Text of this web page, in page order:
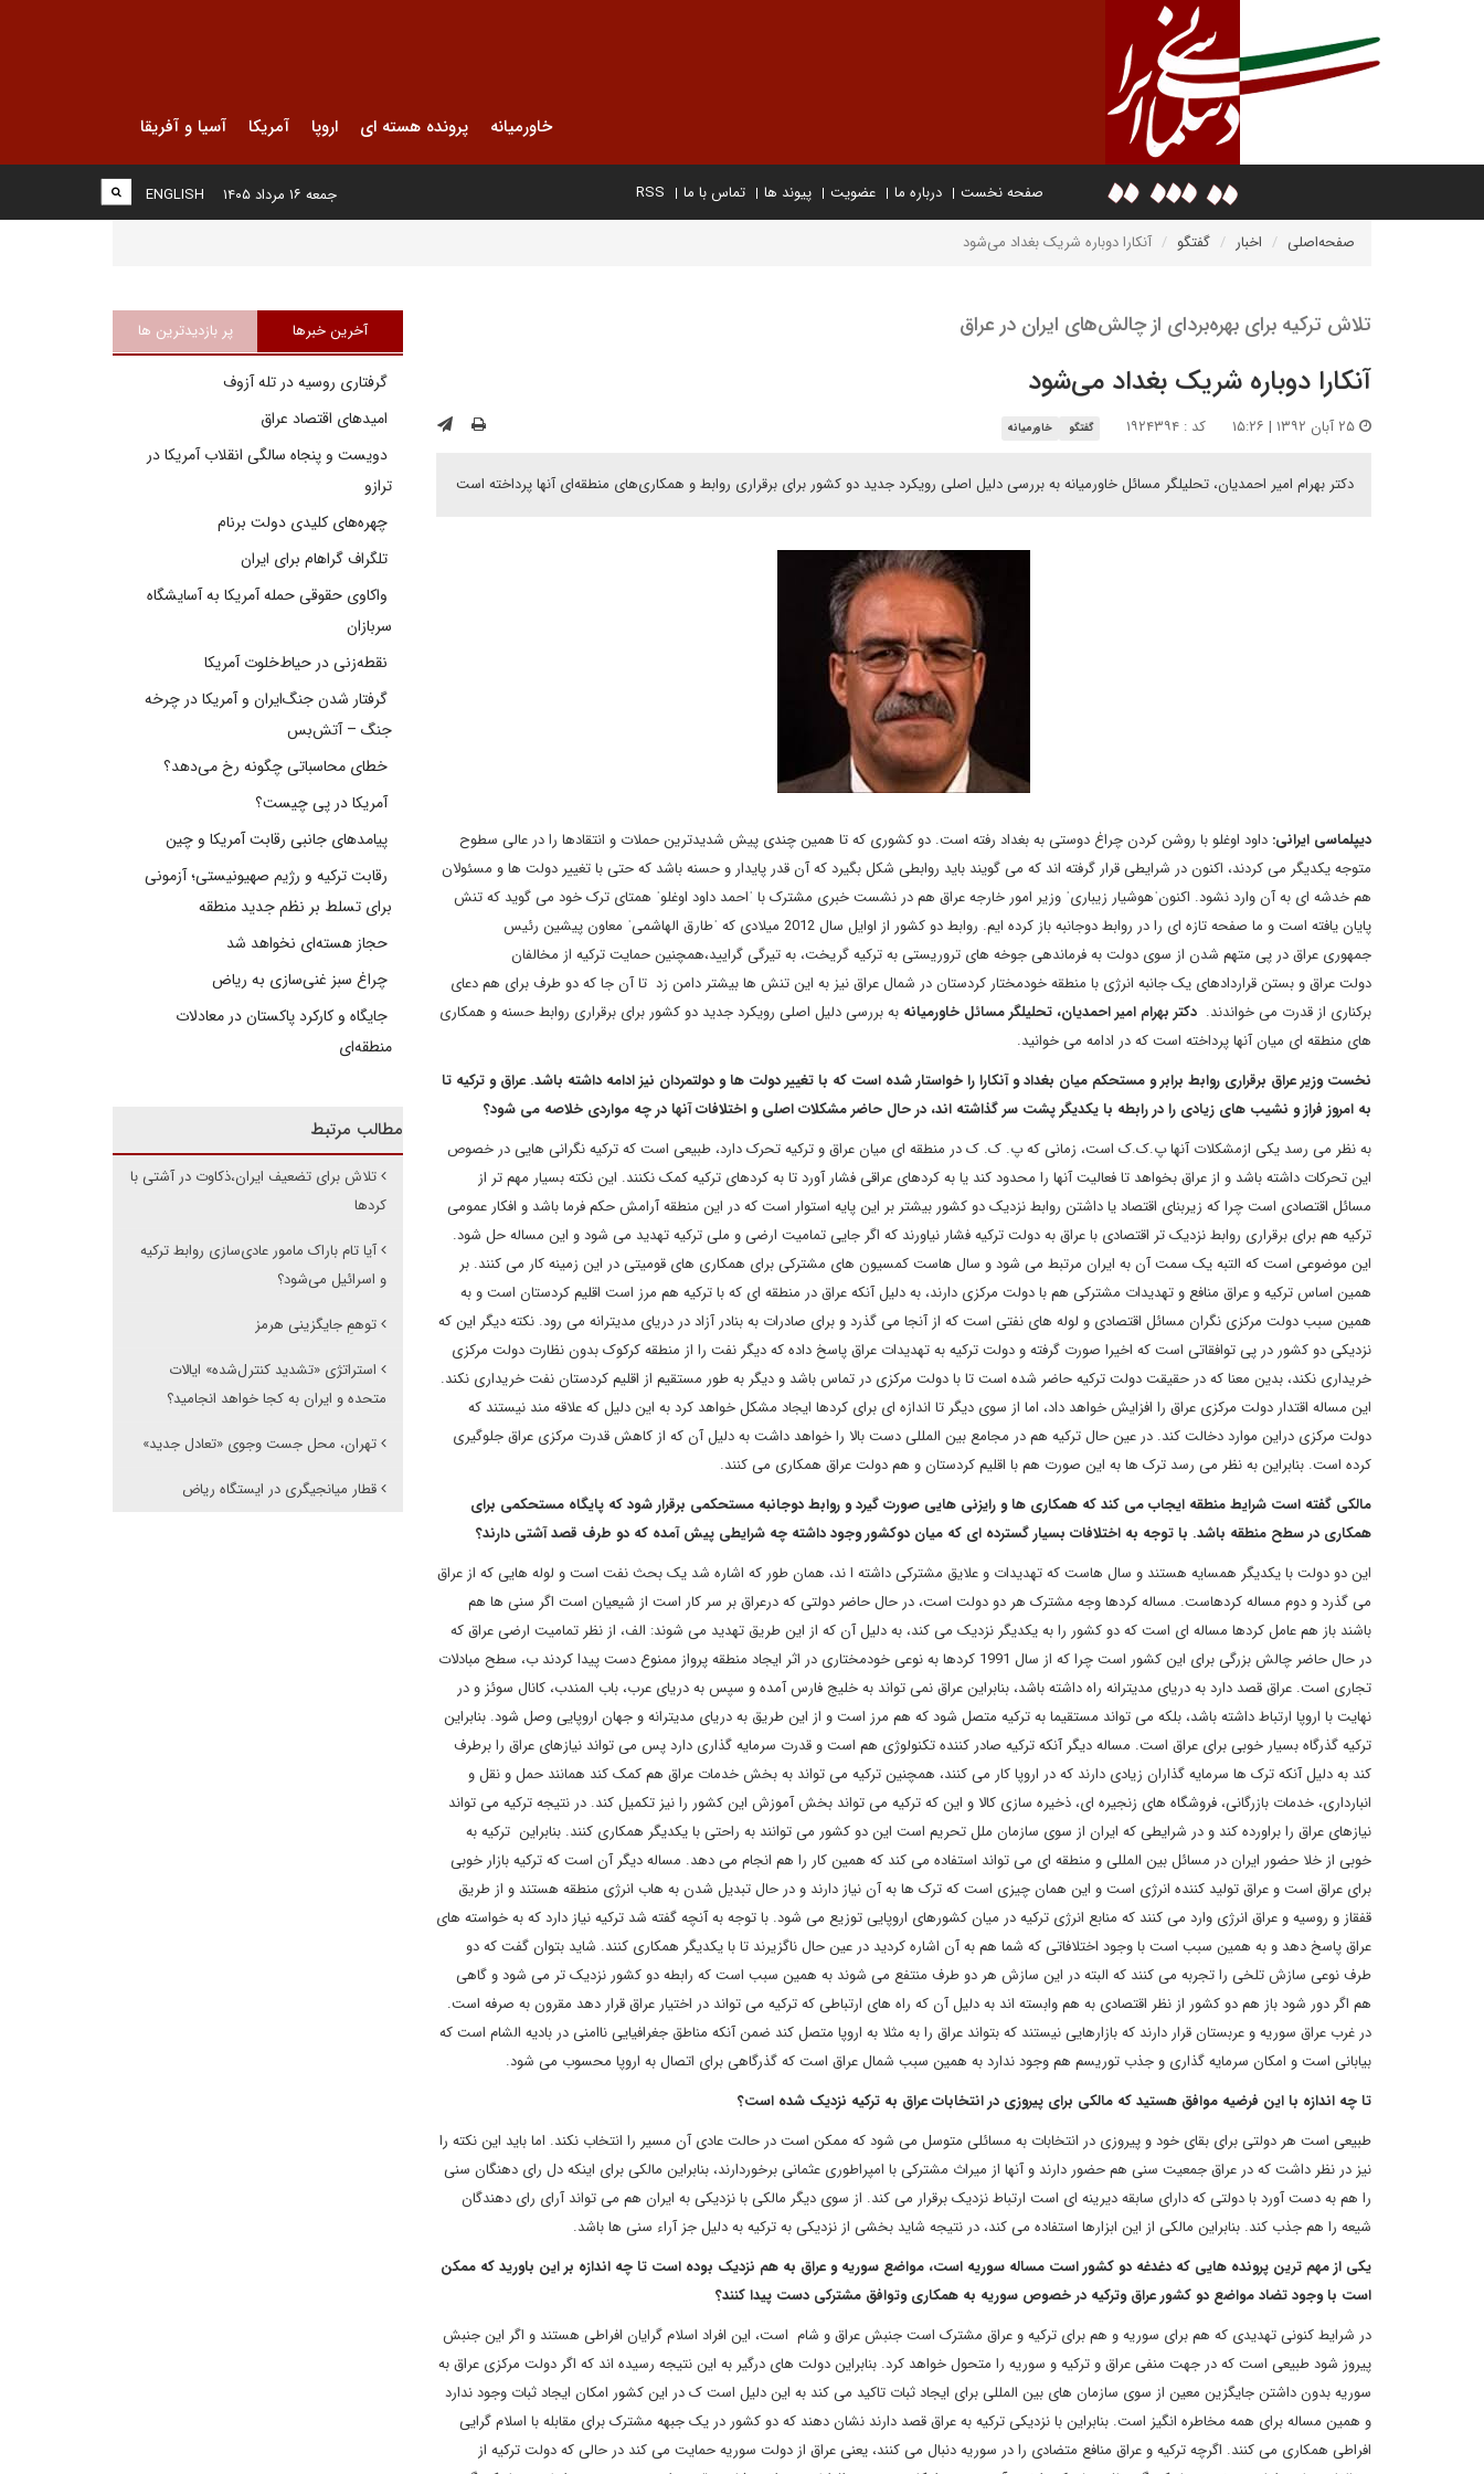
خاورمیانه پرونده هسته ای اروپا آمریکا آسیا و آفریقا
صفحه نخست درباره ما عضویت پیوند ها تماس با ما RSS
ENGLISH جمعه ۱۶ مرداد ۱۴۰۵
صفحه‌اصلی اخبار گفتگو آنکارا دوباره شریک بغداد می‌شود
تلاش ترکیه برای بهره‌بردای از چالش‌های ایران در عراق
آنکارا دوباره شریک بغداد می‌شود
کد : ۱۹۲۴۳۹۴ گفتگو خاورمیانه
دکتر بهرام امیر احمدیان، تحلیلگر مسائل خاورمیانه به بررسی دلیل اصلی رویکرد جدید دو کشور برای برقراری روابط و همکاری‌های منطقه‌ای آنها پرداخته است
دیپلماسی ایرانی: داود اوغلو با روشن کردن چراغ دوستی به بغداد رفته است. دو کشوری که تا همین چندی پیش شدیدترین حملات و انتقادها را در عالی سطوح
متوجه یکدیگر می کردند، اکنون در شرایطی قرار گرفته اند که می گویند باید روابطی شکل بگیرد که آن قدر پایدار و حسنه باشد که حتی با تغییر دولت ها و مسئولان
هم خدشه ای به آن وارد نشود. اکنونˈهوشیار زیباریˈ وزیر امور خارجه عراق هم در نشست خبری مشترک با ˈاحمد داود اوغلوˈ همتای ترک خود می گوید که تنش
پایان یافته است و ما صفحه تازه ای را در روابط دوجانبه باز کرده ایم. روابط دو کشور از اوایل سال 2012 میلادی که ˈطارق الهاشمیˈ معاون پیشین رئیس
جمهوری عراق در پی متهم شدن از سوی دولت به فرماندهی جوخه های تروریستی به ترکیه گریخت، به تیرگی گرایید،همچنین حمایت ترکیه از مخالفان
دولت عراق و بستن قراردادهای یک جانبه انرژی با منطقه خودمختار کردستان در شمال عراق نیز به این تنش ها بیشتر دامن زد تا آن جا که دو طرف برای هم دعای
برکناری از قدرت می خواندند. دکتر بهرام امیر احمدیان، تحلیلگر مسائل خاورمیانه به بررسی دلیل اصلی رویکرد جدید دو کشور برای برقراری روابط حسنه و همکاری
های منطقه ای میان آنها پرداخته است که در ادامه می خوانید.
نخست وزیر عراق برقراری روابط برابر و مستحکم میان بغداد و آنکارا را خواستار شده است که با تغییر دولت ها و دولتمردان نیز ادامه داشته باشد. عراق و ترکیه تا
به امروز فراز و نشیب های زیادی را در رابطه با یکدیگر پشت سر گذاشته اند، در حال حاضر مشکلات اصلی و اختلافات آنها در چه مواردی خلاصه می شود؟
به نظر می رسد یکی ازمشکلات آنها پ.ک.ک است، زمانی که پ. ک. ک در منطقه ای میان عراق و ترکیه تحرک دارد، طبیعی است که ترکیه نگرانی هایی در خصوص
این تحرکات داشته باشد و از عراق بخواهد تا فعالیت آنها را محدود کند یا به کردهای عراقی فشار آورد تا به کردهای ترکیه کمک نکنند. این نکته بسیار مهم تر از
مسائل اقتصادی است چرا که زیربنای اقتصاد یا داشتن روابط نزدیک دو کشور بیشتر بر این پایه استوار است که در این منطقه آرامش حکم فرما باشد و افکار عمومی
ترکیه هم برای برقراری روابط نزدیک تر اقتصادی با عراق به دولت ترکیه فشار نیاورند که اگر جایی تمامیت ارضی و ملی ترکیه تهدید می شود و این مساله حل شود.
این موضوعی است که التبه یک سمت آن به ایران مرتبط می شود و سال هاست کمسیون های مشترکی برای همکاری های قومیتی در این زمینه کار می کنند. بر
همین اساس ترکیه و عراق منافع و تهدیدات مشترکی هم با دولت مرکزی دارند، به دلیل آنکه عراق در منطقه ای که با ترکیه هم مرز است اقلیم کردستان است و به
همین سبب دولت مرکزی نگران مسائل اقتصادی و لوله های نفتی است که از آنجا می گذرد و برای صادرات به بنادر آزاد در دریای مدیترانه می رود. نکته دیگر این که
نزدیکی دو کشور در پی توافقاتی است که اخیرا صورت گرفته و دولت ترکیه به تهدیدات عراق پاسخ داده که دیگر نفت را از منطقه کرکوک بدون نظارت دولت مرکزی
خریداری نکند، بدین معنا که در حقیقت دولت ترکیه حاضر شده است تا با دولت مرکزی در تماس باشد و دیگر به طور مستقیم از اقلیم کردستان نفت خریداری نکند.
این مساله اقتدار دولت مرکزی عراق را افزایش خواهد داد، اما از سوی دیگر تا اندازه ای برای کردها ایجاد مشکل خواهد کرد به این دلیل که علاقه مند نیستند که
دولت مرکزی دراین موارد دخالت کند. در عین حال ترکیه هم در مجامع بین المللی دست بالا را خواهد داشت به دلیل آن که از کاهش قدرت مرکزی عراق جلوگیری
کرده است. بنابراین به نظر می رسد ترک ها به این صورت هم با اقلیم کردستان و هم دولت عراق همکاری می کنند.
مالکی گفته است شرایط منطقه ایجاب می کند که همکاری ها و رایزنی هایی صورت گیرد و روابط دوجانبه مستحکمی برقرار شود که پایگاه مستحکمی برای
همکاری در سطح منطقه باشد. با توجه به اختلافات بسیار گسترده ای که میان دوکشور وجود داشته چه شرایطی پیش آمده که دو طرف قصد آشتی دارند؟
این دو دولت با یکدیگر همسایه هستند و سال هاست که تهدیدات و علایق مشترکی داشته ا ند، همان طور که اشاره شد یک بحث نفت است و لوله هایی که از عراق
می گذرد و دوم مساله کردهاست. مساله کردها وجه مشترک هر دو دولت است، در حال حاضر دولتی که درعراق بر سر کار است از شیعیان است اگر سنی ها هم
باشند باز هم عامل کردها مساله ای است که دو کشور را به یکدیگر نزدیک می کند، به دلیل آن که از این طریق تهدید می شوند: الف، از نظر تمامیت ارضی عراق که
در حال حاضر چالش بزرگی برای این کشور است چرا که از سال 1991 کردها به نوعی خودمختاری در اثر ایجاد منطقه پرواز ممنوع دست پیدا کردند ب، سطح مبادلات
تجاری است. عراق قصد دارد به دریای مدیترانه راه داشته باشد، بنابراین عراق نمی تواند به خلیج فارس آمده و سپس به دریای عرب، باب المندب، کانال سوئز و در
نهایت با اروپا ارتباط داشته باشد، بلکه می تواند مستقیما به ترکیه متصل شود که هم مرز است و از این طریق به دریای مدیترانه و جهان اروپایی وصل شود. بنابراین
ترکیه گذرگاه بسیار خوبی برای عراق است. مساله دیگر آنکه ترکیه صادر کننده تکنولوژی هم است و قدرت سرمایه گذاری دارد پس می تواند نیازهای عراق را برطرف
کند به دلیل آنکه ترک ها سرمایه گذاران زیادی دارند که در اروپا کار می کنند، همچنین ترکیه می تواند به بخش خدمات عراق هم کمک کند همانند حمل و نقل و
انبارداری، خدمات بازرگانی، فروشگاه های زنجیره ای، ذخیره سازی کالا و این که ترکیه می تواند بخش آموزش این کشور را نیز تکمیل کند. در نتیجه ترکیه می تواند
نیازهای عراق را براورده کند و در شرایطی که ایران از سوی سازمان ملل تحریم است این دو کشور می توانند به راحتی با یکدیگر همکاری کنند. بنابراین ترکیه به
خوبی از خلا حضور ایران در مسائل بین المللی و منطقه ای می تواند استفاده می کند که همین کار را هم انجام می دهد. مساله دیگر آن است که ترکیه بازار خوبی
برای عراق است و عراق تولید کننده انرژی است و این همان چیزی است که ترک ها به آن نیاز دارند و در حال تبدیل شدن به هاب انرژی منطقه هستند و از طریق
قفقاز و روسیه و عراق انرژی وارد می کنند که منابع انرژی ترکیه در میان کشورهای اروپایی توزیع می شود. با توجه به آنچه گفته شد ترکیه نیاز دارد که به خواسته های
عراق پاسخ دهد و به همین سبب است با وجود اختلافاتی که شما هم به آن اشاره کردید در عین حال ناگزیرند تا با یکدیگر همکاری کنند. شاید بتوان گفت که دو
طرف نوعی سازش تلخی را تجربه می کنند که البته در این سازش هر دو طرف منتفع می شوند به همین سبب است که رابطه دو کشور نزدیک تر می شود و گاهی
هم اگر دور شود باز هم دو کشور از نظر اقتصادی به هم وابسته اند به دلیل آن که راه های ارتباطی که ترکیه می تواند در اختیار عراق قرار دهد مقرون به صرفه است.
در غرب عراق سوریه و عربستان قرار دارند که بازارهایی نیستند که بتواند عراق را به مثلا به اروپا متصل کند ضمن آنکه مناطق جغرافیایی ناامنی در بادیه الشام است که
بیابانی است و امکان سرمایه گذاری و جذب توریسم هم وجود ندارد به همین سبب شمال عراق است که گذرگاهی برای اتصال به اروپا محسوب می شود.
تا چه اندازه با این فرضیه موافق هستید که مالکی برای پیروزی در انتخابات عراق به ترکیه نزدیک شده است؟
طبیعی است هر دولتی برای بقای خود و پیروزی در انتخابات به مسائلی متوسل می شود که ممکن است در حالت عادی آن مسیر را انتخاب نکند. اما باید این نکته را
نیز در نظر داشت که در عراق جمعیت سنی هم حضور دارند و آنها از میراث مشترکی با امپراطوری عثمانی برخوردارند، بنابراین مالکی برای اینکه دل رای دهنگان سنی
را هم به دست آورد با دولتی که دارای سابقه دیرینه ای است ارتباط نزدیک برقرار می کند. از سوی دیگر مالکی با نزدیکی به ایران هم می تواند آرای رای دهندگان
شیعه را هم جذب کند. بنابراین مالکی از این ابزارها استفاده می کند، در نتیجه شاید بخشی از نزدیکی به ترکیه به دلیل جز آراء سنی ها باشد.
یکی از مهم ترین پرونده هایی که دغدغه دو کشور است مساله سوریه است، مواضع سوریه و عراق به هم نزدیک بوده است تا چه اندازه بر این باورید که ممکن
است با وجود تضاد مواضع دو کشور عراق وترکیه در خصوص سوریه به همکاری وتوافق مشترکی دست پیدا کنند؟
در شرایط کنونی تهدیدی که هم برای سوریه و هم برای ترکیه و عراق مشترک است جنبش عراق و شام است، این افراد اسلام گرایان افراطی هستند و اگر این جنبش
پیروز شود طبیعی است که در جهت منفی عراق و ترکیه و سوریه را متحول خواهد کرد. بنابراین دولت های درگیر به این نتیجه رسیده اند که اگر دولت مرکزی عراق به
سوریه بدون داشتن جایگزین معین از سوی سازمان های بین المللی برای ایجاد ثبات تاکید می کند به این دلیل است ک در این کشور امکان ایجاد ثبات وجود ندارد
و همین مساله برای همه مخاطره انگیز است. بنابراین با نزدیکی ترکیه به عراق قصد دارند نشان دهند که دو کشور در یک جبهه مشترک برای مقابله با اسلام گرایی
افراطی همکاری می کنند. اگرچه ترکیه و عراق منافع متضادی را در سوریه دنبال می کنند، یعنی عراق از دولت سوریه حمایت می کند در حالی که دولت ترکیه از
آخرین خبرها پر بازدیدترین ها
گرفتاری روسیه در تله آزوف
امیدهای اقتصاد عراق
دویست و پنجاه سالگی انقلاب آمریکا در
ترازو
چهره‌های کلیدی دولت برنام
تلگراف گراهام برای ایران
واکاوی حقوقی حمله آمریکا به آسایشگاه
سربازان
نقطه‌زنی در حیاط‌خلوت آمریکا
گرفتار شدن جنگ‌ایران و آمریکا در چرخه
جنگ – آتش‌بس
خطای محاسباتی چگونه رخ می‌دهد؟
آمریکا در پی چیست؟
پیامدهای جانبی رقابت آمریکا و چین
رقابت ترکیه و رژیم صهیونیستی؛ آزمونی
برای تسلط بر نظم جدید منطقه
حجاز هسته‌ای نخواهد شد
چراغ سبز غنی‌سازی به ریاض
جایگاه و کارکرد پاکستان در معادلات
منطقه‌ای
مطالب مرتبط
تلاش برای تضعیف ایران،ذکاوت در آشتی با
کردها
آیا تام باراک مامور عادی‌سازی روابط ترکیه
و اسرائیل می‌شود؟
توهمِ جایگزینی هرمز
استراتژی «تشدید کنترل‌شده» ایالات
متحده و ایران به کجا خواهد انجامید؟
تهران، محل جست وجوی «تعادل جدید»
قطار میانجیگری در ایستگاه ریاض